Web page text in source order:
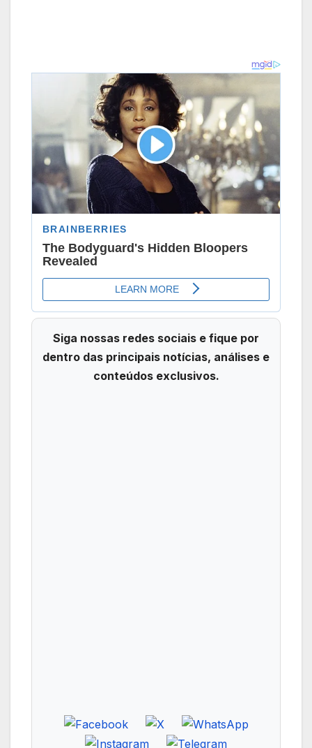
Siga nossas redes sociais e fique por
dentro das principais notícias, análises e
conteúdos exclusivos.